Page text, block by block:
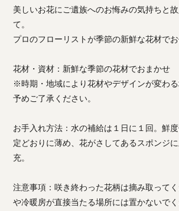
美しいお花にご遺族へのお悔みの気持ちと
て。
プロのフローリストが季節の新鮮な花材でお
花材・資材：新鮮な季節の花材でおまかせ
※時期・地域により花材やデザインが変わる
予めご了承ください。
お手入れ方法：水の補給は１日に１回。鮮
定どおりに薄め、花がさしてあるスポンジ
充。
注意事項：咲き終わった花柄は摘み取って
や冷暖房が直接当たる場所には置かないでく